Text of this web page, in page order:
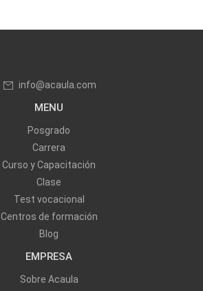
info@acaula.com
MENU
Posgrado
Carrera
Curso y Capacitación
Clase
Test vocacional
Centros de formación
Blog
EMPRESA
Sobre Acaula